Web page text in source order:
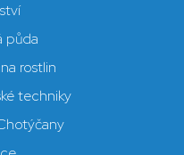
půda
rostlin
techniky